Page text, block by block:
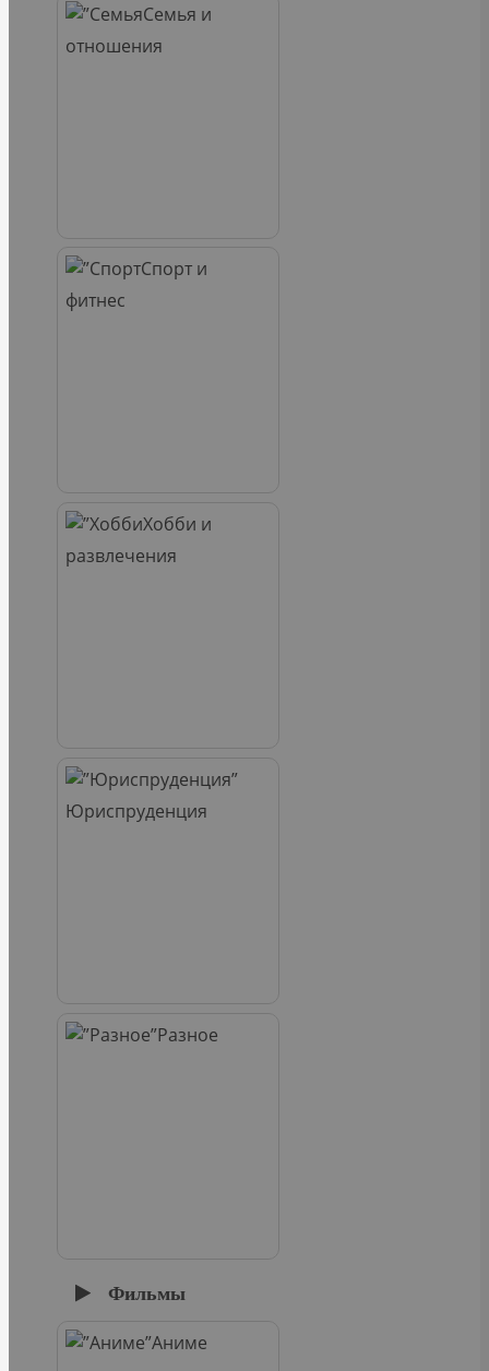
Семья и
отношения
Спорт и
фитнес
Хобби и
развлечения
Юриспруденция
Разное
Фильмы
Аниме